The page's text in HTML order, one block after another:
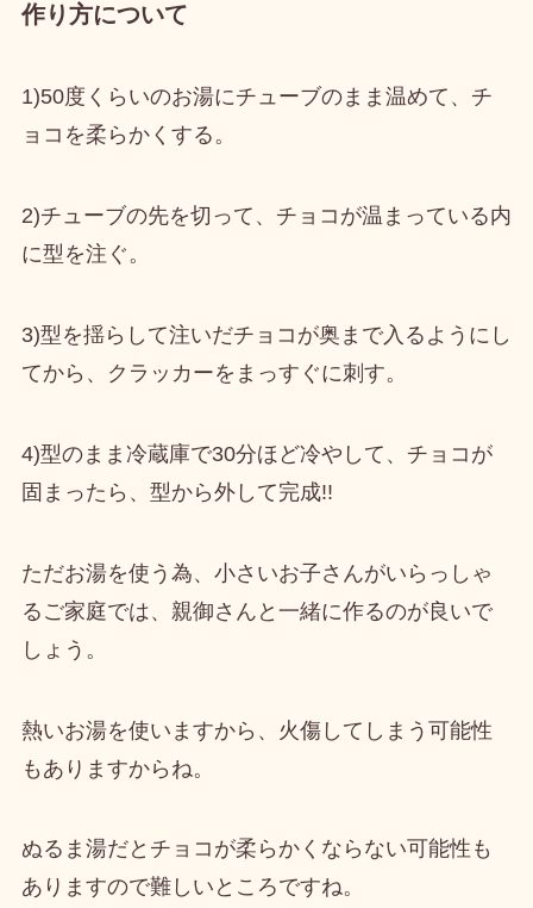
作り方について
1)50度くらいのお湯にチューブのまま温めて、チ
ョコを柔らかく する。
2)チューブの先を切って、 チョコが温まっている内
に型を注ぐ。
3)型を揺らして注いだチョコが奥まで入るようにし
てから、クラッカーをまっすぐに刺す。
4)型のまま 冷蔵庫で30分ほど冷やして、チョコが
固まったら、型から外して完成!!
ただお湯を使う為、小さいお子さんがいらっしゃ
るご家庭では、親御さんと一緒に作るのが良いで
しょう。
熱いお湯を使いますから、火傷してしまう可能性
もありますからね。
ぬるま湯だとチョコが柔らかくならない可能性も
ありますので難しい ところですね。